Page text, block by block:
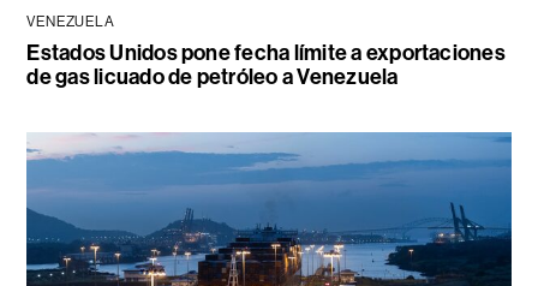
VENEZUELA
Estados Unidos pone fecha límite a exportaciones
de gas licuado de petróleo a Venezuela